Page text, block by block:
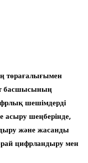
төрағалығымен
басшысының
шешімдерді
асыру шеңберінде,
және жасанды
цифрландыру мен